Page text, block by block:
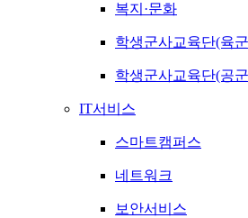
복지·문화
학생군사교육단(육
학생군사교육단(공
IT서비스
스마트캠퍼스
네트워크
보안서비스